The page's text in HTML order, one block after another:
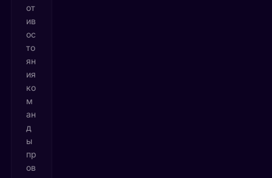
от
ив
ос
то
ян
ия
ко
м
ан
д
ы
пр
ов